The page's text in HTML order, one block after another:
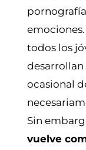
emociones.
todos los
desarrollan
ocasional
Sin
vuelve